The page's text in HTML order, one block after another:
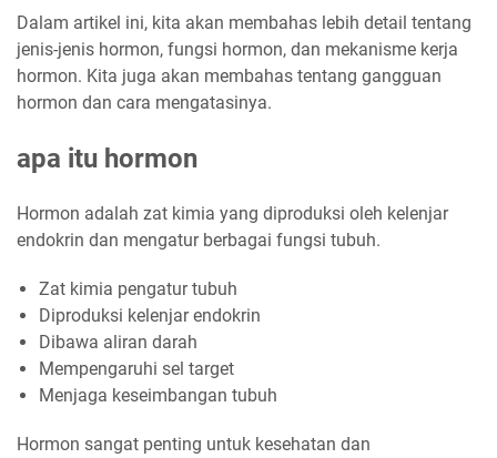
Dalam artikel ini, kita akan membahas lebih detail tentang
jenis-jenis hormon, fungsi hormon, dan mekanisme kerja
hormon. Kita juga akan membahas tentang gangguan
hormon dan cara mengatasinya.
apa itu hormon
Hormon adalah zat kimia yang diproduksi oleh kelenjar
endokrin dan mengatur berbagai fungsi tubuh.
Zat kimia pengatur tubuh
Diproduksi kelenjar endokrin
Dibawa aliran darah
Mempengaruhi sel target
Menjaga keseimbangan tubuh
Hormon sangat penting untuk kesehatan dan